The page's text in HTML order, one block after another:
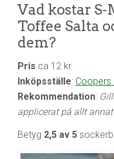
Vad kostar
Toffee Salta
dem?
Pris ca 12 kr.
Inköpsställe: Coopers
Rekommendation:
applicerat på allt
Betyg 2,5 av 5